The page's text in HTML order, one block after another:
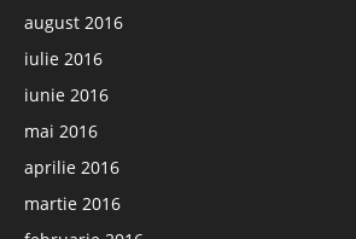
august 2016
iulie 2016
iunie 2016
mai 2016
aprilie 2016
martie 2016